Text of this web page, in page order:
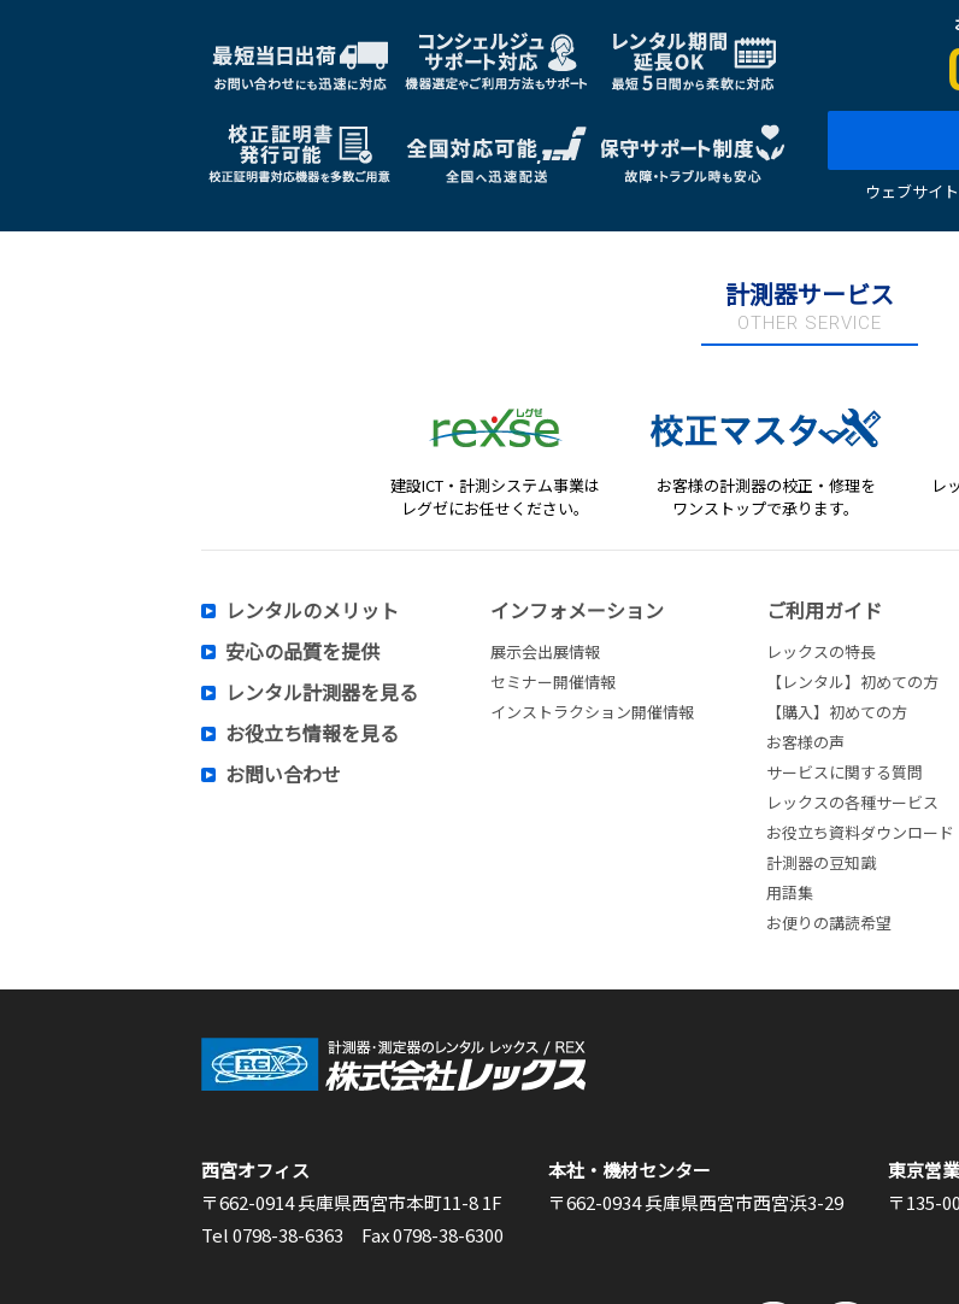
ウェブサイ
計測器サービス
OTHER SERVICE
建設ICT・計測システム事業は
レグゼにお任せください。
お客様の計測器の校正・修理を
ワンストップで承ります。
レ
レンタルのメリット
安心の品質を提供
レンタル計測器を見る
お役立ち情報を見る
お問い合わせ
インフォメーション
展示会出展情報
セミナー開催情報
インストラクション開催情報
ご利用ガイド
レックスの特長
【レンタル】初めての方
【購入】初めての方
お客様の声
サービスに関する質問
レックスの各種サービス
お役立ち資料ダウンロード
計測器の豆知識
用語集
お便りの講読希望
西宮オフィス
〒662-0914 兵庫県西宮市本町11-8 1F
Tel 0798-38-6363 Fax 0798-38-6300
本社・機材センター
〒662-0934 兵庫県西宮市西宮浜3-29
東京営
〒135-